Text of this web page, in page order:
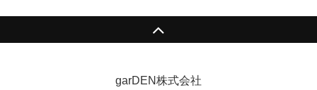
garDEN株式会社